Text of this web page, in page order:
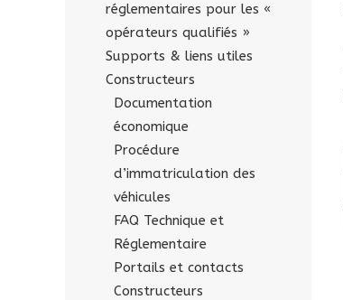
réglementaires pour les «
opérateurs qualifiés »
Supports & liens utiles
Constructeurs
Documentation
économique
Procédure
d’immatriculation des
véhicules
FAQ Technique et
Réglementaire
Portails et contacts
Constructeurs